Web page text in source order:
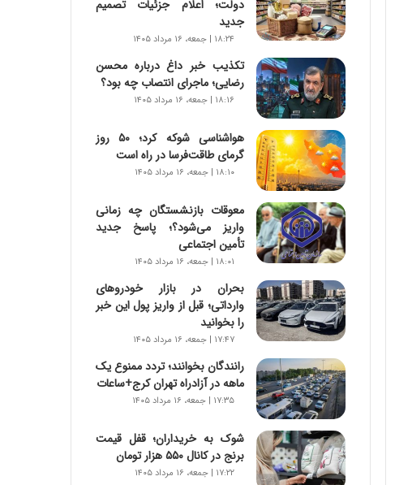
|
ب
ن
ا
م
ه
ج
د
ی
د
ا
ی
ر
ا
خ
و
د
ر
و
ب
ر
ا
ت
و
ل
دولت؛ اعلام جزئیات تصمیم
جدید
۱۸:۲۴ | جمعه، ۱۶ مرداد ۱۴۰۵
تکذیب خبر داغ درباره محسن
رضایی؛ ماجرای انتصاب چه بود؟
۱۸:۱۶ | جمعه، ۱۶ مرداد ۱۴۰۵
هواشناسی شوکه کرد؛ ۵۰ روز
گرمای طاقت‌فرسا در راه است
۱۸:۱۰ | جمعه، ۱۶ مرداد ۱۴۰۵
معوقات بازنشستگان چه زمانی
واریز می‌شود؟؛ پاسخ جدید
تأمین اجتماعی
۱۸:۰۱ | جمعه، ۱۶ مرداد ۱۴۰۵
بحران در بازار خودروهای
وارداتی؛ قبل از واریز پول این خبر
را بخوانید
۱۷:۴۷ | جمعه، ۱۶ مرداد ۱۴۰۵
رانندگان بخوانند؛ تردد ممنوع یک
ماهه در آزادراه تهران کرج+ساعات
۱۷:۳۵ | جمعه، ۱۶ مرداد ۱۴۰۵
شوک به خریداران؛ قفل قیمت
برنج در کانال ۵۵۰ هزار تومان
۱۷:۲۲ | جمعه، ۱۶ مرداد ۱۴۰۵